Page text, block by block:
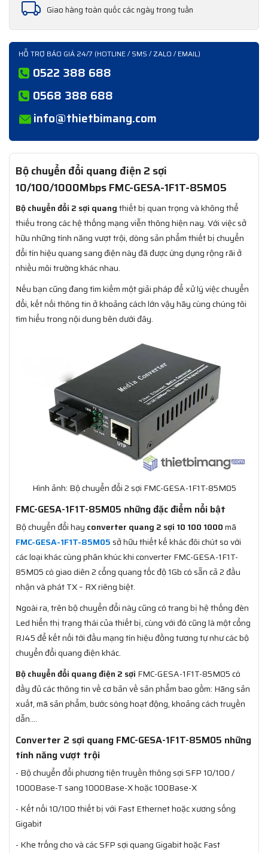
Giao hàng toàn quốc các ngày trong tuần
HỖ TRỢ BÁO GIÁ 24/7 (HOTLINE / SMS / ZALO / EMAIL)
0522 388 688
0568 388 688
info@thietbimang.com
Bộ chuyển đổi quang điện 2 sợi
10/100/1000Mbps FMC-GESA-1F1T-85M05
Bộ chuyển đổi 2 sợi quangthiết bị quan trọng và không thể
thiếu trong các hệ thống mạng viễn thông hiện nay. Với việc sở
hữu những tính năng vượt trội, dòng sản phẩm thiết bị chuyển
đổi tín hiệu quang sang điện này đã được ứng dụng rộng rãi ở
nhiều môi trường khác nhau.
Nếu bạn cũng đang tìm kiếm một giải pháp để xử lý việc chuyển
đổi, kết nối thông tin ở khoảng cách lớn vậy hãy cùng chúng tôi
tìm hiểu trong nội dung bên dưới đây.
Hình ảnh: Bộ chuyển đổi 2 sợi FMC-GESA-1F1T-85M05
FMC-GESA-1F1T-85M05 những đặc điểm nổi bật
Bộ chuyển đổi hay converter quang 2 sợi 10 100 1000mã
FMC-GESA-1F1T-85M05​sở hữu thiết kế khác đôi chút so với
các loại khác cùng phân khúc khi converter FMC-GESA-1F1T-
85M05 có giao diên 2 cổng quang tốc độ 1Gb có sẵn cả 2 đầu
nhận và phát TX – RX riêng biệt.
Ngoài ra, trên bộ chuyển đổi này cũng có trang bị hệ thống đèn
Led hiển thị trạng thái của thiết bị, cùng với đó cũng là một cổng
RJ45 để kết nối tới đầu mạng tín hiệu đồng tương tự như các bộ
chuyển đổi quang điện khác.
Bộ chuyển đổi quang điện 2 sợi FMC-GESA-1F1T-85M05 có
đầy đủ các thông tin về cơ bản về sản phẩm bao gồm: Hãng sản
xuất, mã sản phẩm, bước sóng hoạt động, khoảng cách truyền
dẫn….
Converter 2 sợi quang FMC-GESA-1F1T-85M05 những
tính năng vượt trội
- Bộ chuyển đổi phương tiện truyền thông sợi SFP 10/100 /
1000Base-T sang 1000Base-X hoặc 100Base-X
- Kết nối 10/100 thiết bị với Fast Ethernet hoặc xương sống
Gigabit
- Khe trống cho và các SFP sợi quang Gigabit hoặc Fast